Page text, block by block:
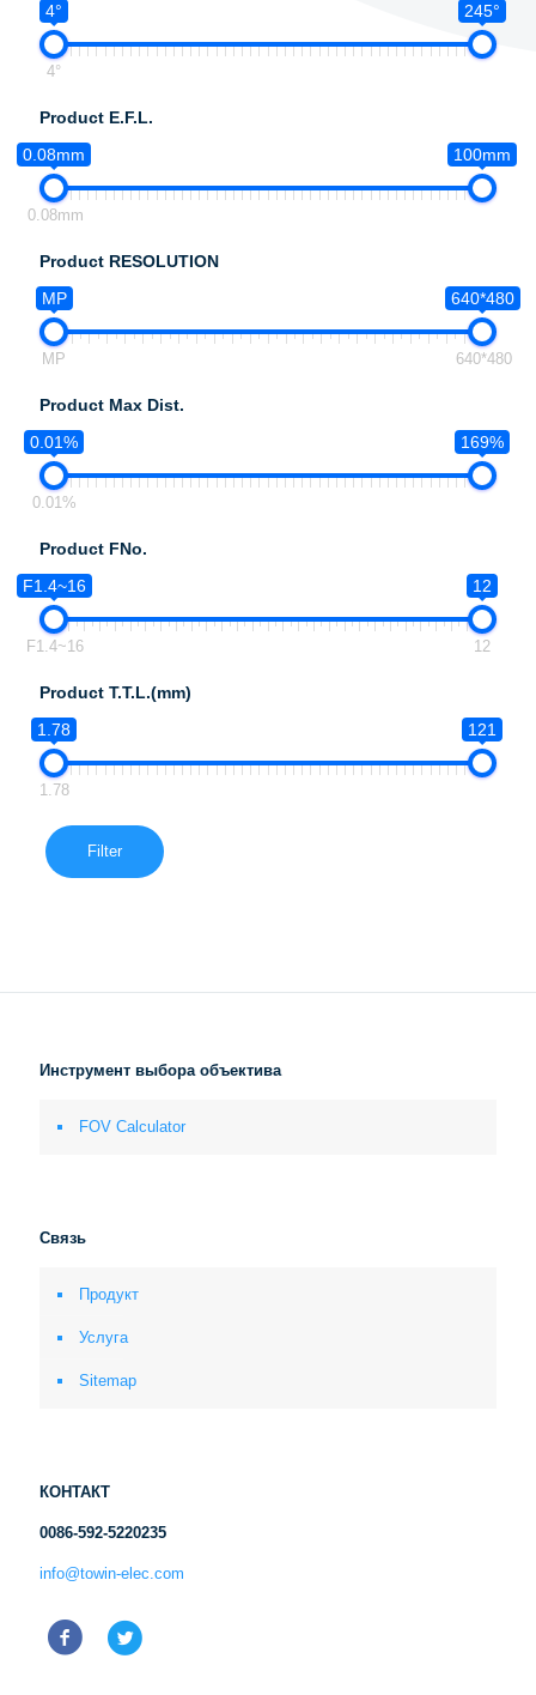
4°
245°
4°
Product E.F.L.
0.08mm
100mm
0.08mm
Product RESOLUTION
MP
640*480
MP 640*480
Product Max Dist.
0.01%
169%
0.01%
Product FNo.
F1.4~16
12
F1.4~16 12
Product T.T.L.(mm)
1.78
121
1.78
Filter
Инструмент выбора объектива
FOV Calculator
Связь
Продукт
Услуга
Sitemap
КОНТАКТ
0086-592-5220235
info@towin-elec.com